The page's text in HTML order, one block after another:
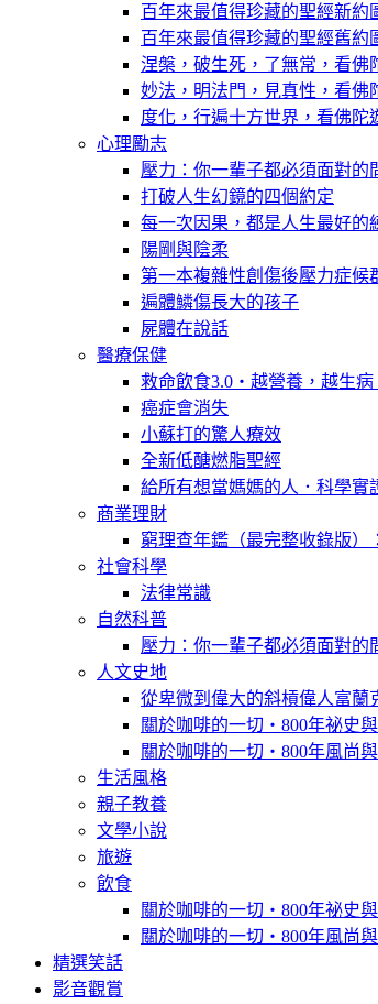
百年來最值得珍藏的聖經新約
百年來最值得珍藏的聖經舊約
涅槃，破生死，了無常，看佛
妙法，明法門，見真性，看佛
度化，行遍十方世界，看佛陀
心理勵志
壓力：你一輩子都必須面對的
打破人生幻鏡的四個約定
每一次因果，都是人生最好的
陽剛與陰柔
第一本複雜性創傷後壓力症候
遍體鱗傷長大的孩子
屍體在說話
醫療保健
救命飲食3.0‧越營養，越生病
癌症會消失
小蘇打的驚人療效
全新低醣燃脂聖經
給所有想當媽媽的人．科學實
商業理財
窮理查年鑑（最完整收錄版）
社會科學
法律常識
自然科普
壓力：你一輩子都必須面對的
人文史地
從卑微到偉大的斜槓偉人富蘭
關於咖啡的一切‧800年祕史
關於咖啡的一切‧800年風尚
生活風格
親子教養
文學小說
旅遊
飲食
關於咖啡的一切‧800年祕史
關於咖啡的一切‧800年風尚
精選笑話
影音觀賞